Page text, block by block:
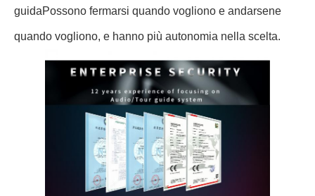
guidaPossono fermarsi quando vogliono e andarsene
quando vogliono, e hanno più autonomia nella scelta.